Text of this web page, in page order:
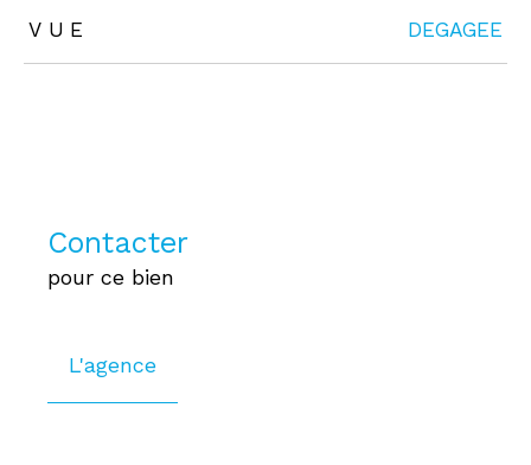
VUE DEGAGEE
Contacter
pour ce bien
L'agence